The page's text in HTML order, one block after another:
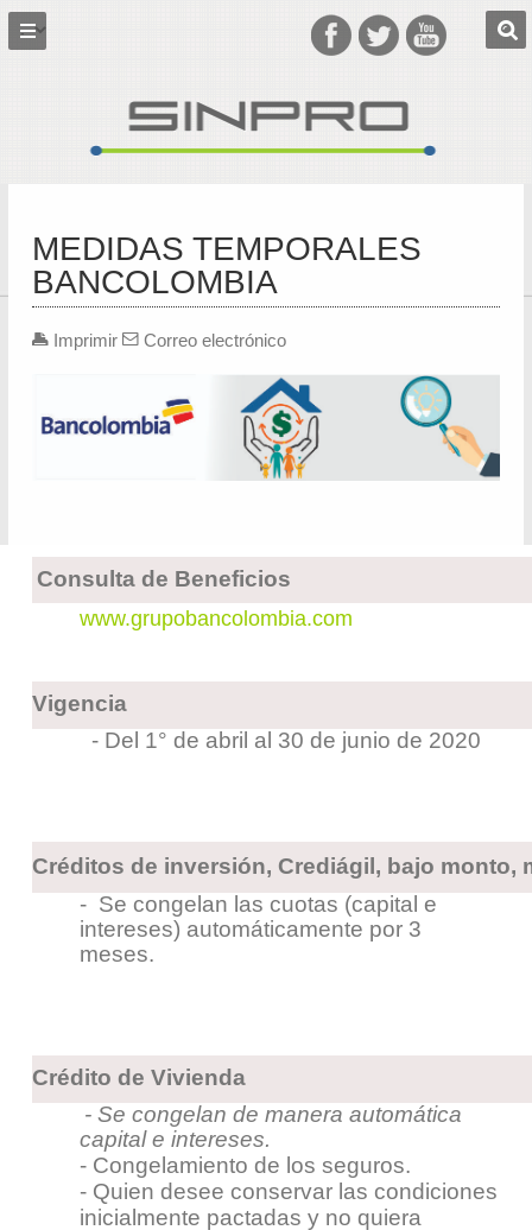
MEDIDAS TEMPORALES
BANCOLOMBIA
Imprimir Correo electrónico
Consulta de Beneficios
www.grupobancolombia.com
Vigencia
- Del 1° de abril al 30 de junio de 2020
Créditos de inversión, Crediágil, bajo monto,
- Se congelan las cuotas (capital e
intereses) automáticamente por 3
meses.
Crédito de Vivienda
- Se congelan de manera automática
capital e intereses.
- Congelamiento de los seguros.
- Quien desee conservar las condiciones
inicialmente pactadas y no quiera